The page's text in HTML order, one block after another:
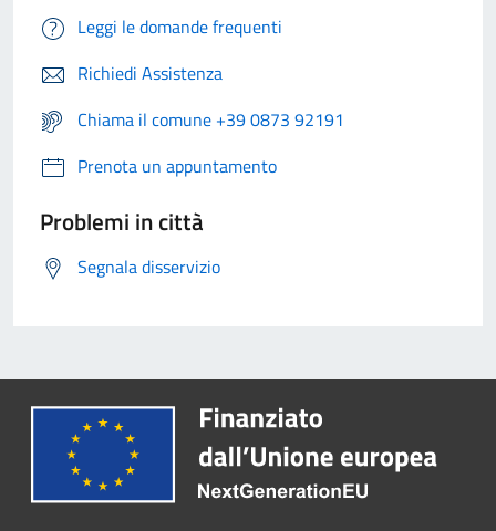
Leggi le domande frequenti
Richiedi Assistenza
Chiama il comune +39 0873 92191
Prenota un appuntamento
Problemi in città
Segnala disservizio